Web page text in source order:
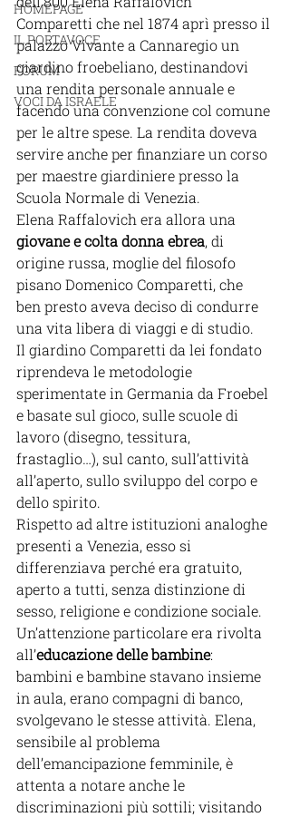
HOMEPAGE
IL PORTAVOCE
FORUM
VOCI DA ISRAELE
Comparetti che nel 1874 aprì presso il
palazzo Vivante a Cannaregio un
giardino froebeliano, destinandovi
una rendita personale annuale e
facendo una convenzione col comune
per le altre spese. La rendita doveva
servire anche per finanziare un corso
per maestre giardiniere presso la
Scuola Normale di Venezia.
Elena Raffalovich era allora una
giovane e colta donna ebrea, di
origine russa, moglie del filosofo
pisano Domenico Comparetti, che
ben presto aveva deciso di condurre
una vita libera di viaggi e di studio.
Il giardino Comparetti da lei fondato
riprendeva le metodologie
sperimentate in Germania da Froebel
e basate sul gioco, sulle scuole di
lavoro (disegno, tessitura,
frastaglio…), sul canto, sull’attività
all’aperto, sullo sviluppo del corpo e
dello spirito.
Rispetto ad altre istituzioni analoghe
presenti a Venezia, esso si
differenziava perché era gratuito,
aperto a tutti, senza distinzione di
sesso, religione e condizione sociale.
Un’attenzione particolare era rivolta
all’educazione delle bambine:
bambini e bambine stavano insieme
in aula, erano compagni di banco,
svolgevano le stesse attività. Elena,
sensibile al problema
dell’emancipazione femminile, è
attenta a notare anche le
discriminazioni più sottili; visitando